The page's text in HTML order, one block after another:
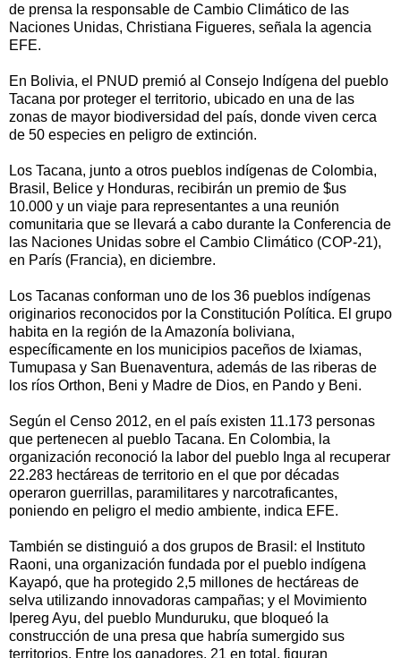
de prensa la responsable de Cambio Climático de las
Naciones Unidas, Christiana Figueres, señala la agencia
EFE.
En Bolivia, el PNUD premió al Consejo Indígena del pueblo
Tacana por proteger el territorio, ubicado en una de las
zonas de mayor biodiversidad del país, donde viven cerca
de 50 especies en peligro de extinción.
Los Tacana, junto a otros pueblos indígenas de Colombia,
Brasil, Belice y Honduras, recibirán un premio de $us
10.000 y un viaje para representantes a una reunión
comunitaria que se llevará a cabo durante la Conferencia de
las Naciones Unidas sobre el Cambio Climático (COP-21),
en París (Francia), en diciembre.
Los Tacanas conforman uno de los 36 pueblos indígenas
originarios reconocidos por la Constitución Política. El grupo
habita en la región de la Amazonía boliviana,
específicamente en los municipios paceños de Ixiamas,
Tumupasa y San Buenaventura, además de las riberas de
los ríos Orthon, Beni y Madre de Dios, en Pando y Beni.
Según el Censo 2012, en el país existen 11.173 personas
que pertenecen al pueblo Tacana. En Colombia, la
organización reconoció la labor del pueblo Inga al recuperar
22.283 hectáreas de territorio en el que por décadas
operaron guerrillas, paramilitares y narcotraficantes,
poniendo en peligro el medio ambiente, indica EFE.
También se distinguió a dos grupos de Brasil: el Instituto
Raoni, una organización fundada por el pueblo indígena
Kayapó, que ha protegido 2,5 millones de hectáreas de
selva utilizando innovadoras campañas; y el Movimiento
Ipereg Ayu, del pueblo Munduruku, que bloqueó la
construcción de una presa que habría sumergido sus
territorios. Entre los ganadores, 21 en total, figuran